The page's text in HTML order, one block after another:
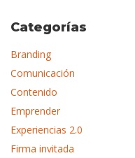
Categorías
Branding
Comunicación
Contenido
Emprender
Experiencias 2.0
Firma invitada